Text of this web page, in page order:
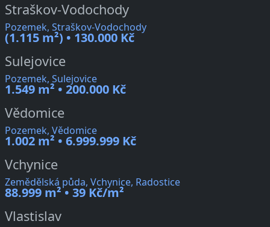
Straškov-Vodochody
Pozemek, Straškov-Vodochody
(1.115 m²) • 130.000 Kč
Sulejovice
Pozemek, Sulejovice
1.549 m² • 200.000 Kč
Vědomice
Pozemek, Vědomice
1.002 m² • 6.999.999 Kč
Vchynice
Zemědělská půda, Vchynice, Radostice
88.999 m² • 39 Kč/m²
Vlastislav